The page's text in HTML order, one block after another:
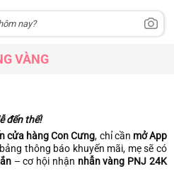
VÀNG
đến thế!
cửa hàng Con Cưng, chỉ cần mở App
thông báo khuyến mãi, mẹ sẽ có
– cơ hội nhận nhẫn vàng PNJ 24K